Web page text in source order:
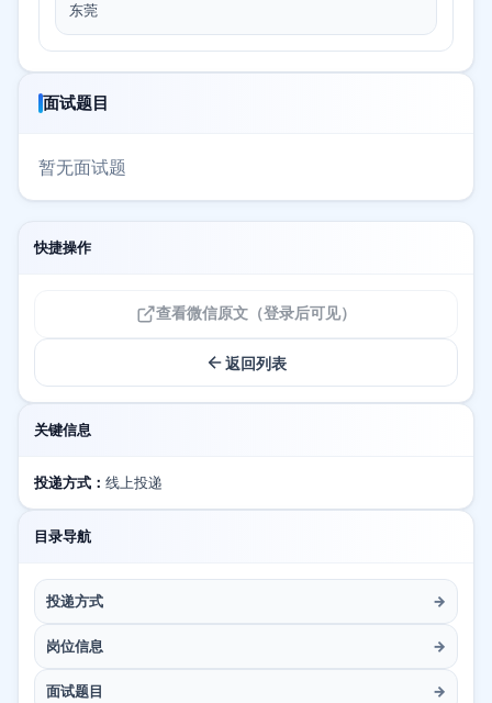
东莞
面试题目
暂无面试题
快捷操作
查看微信原文（登录后可见）
返回列表
关键信息
投递方式： 线上投递
目录导航
投递方式 →
岗位信息 →
面试题目 →